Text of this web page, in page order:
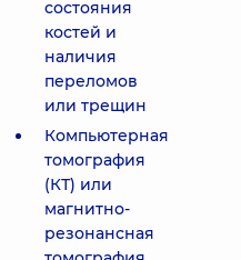
состояния
костей и
наличия
переломов
или трещин
Компьютерная
томография
(КТ) или
магнитно-
резонансная